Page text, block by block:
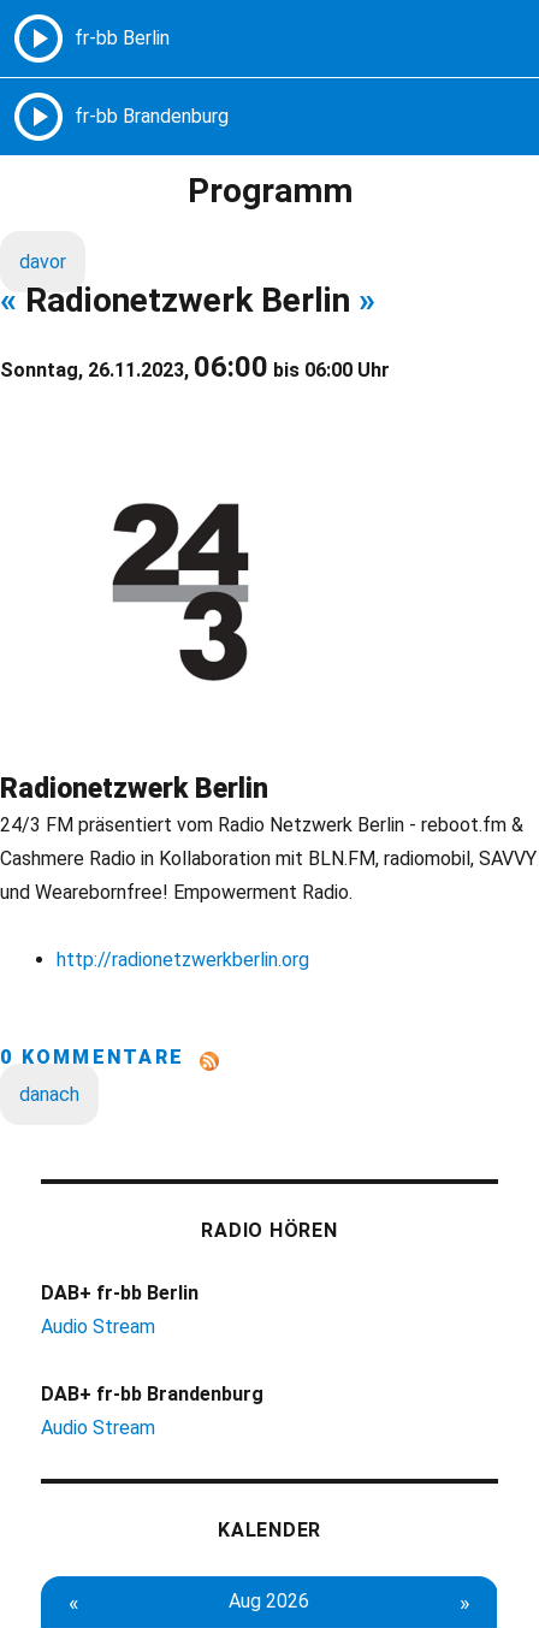
Freie Radios – Berlin Brandenburg
Programm
davor
« Radionetzwerk Berlin »
Sonntag, 26.11.2023, 06:00 bis 06:00 Uhr
Radionetzwerk Berlin
24/3 FM präsentiert vom Radio Netzwerk Berlin - reboot.fm &
Cashmere Radio in Kollaboration mit BLN.FM, radiomobil, SAVVY
und Wearebornfree! Empowerment Radio.
http://radionetzwerkberlin.org
0 KOMMENTARE
danach
RADIO HÖREN
DAB+ fr-bb Berlin
Audio Stream
DAB+ fr-bb Brandenburg
Audio Stream
KALENDER
« Aug 2026 »